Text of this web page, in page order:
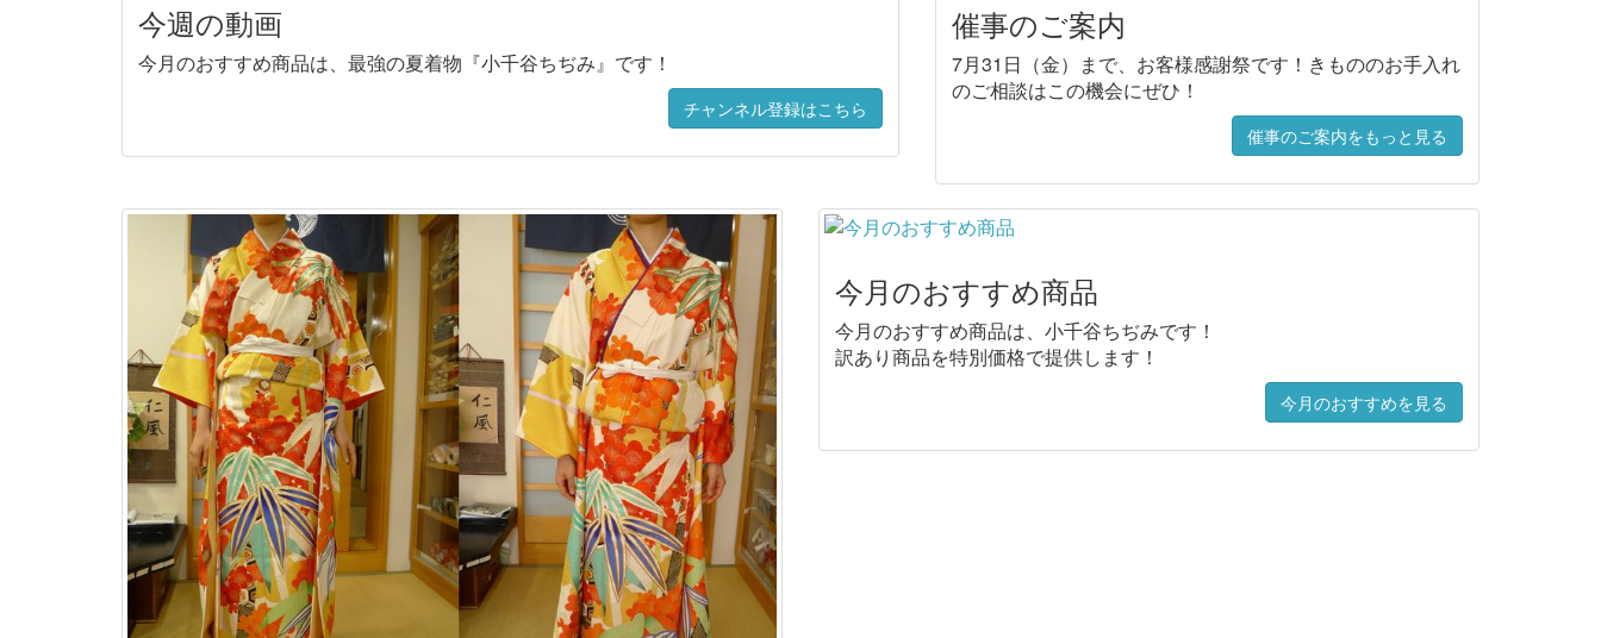
今週の動画
今月のおすすめ商品は、最強の夏着物『小千谷ちぢみ』です！
チャンネル登録はこちら
催事のご案内
7月31日（金）まで、お客様感謝祭です！きもののお手入れ
のご相談はこの機会にぜひ！
催事のご案内をもっと見る
今月のおすすめ商品
今月のおすすめ商品は、小千谷ちぢみです！
訳あり商品を特別価格で提供します！️
今月のおすすめを見る